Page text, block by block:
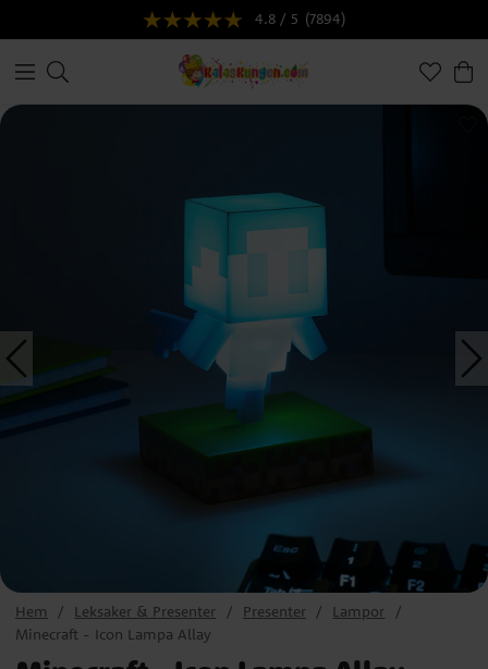
4.8 / 5 (7894)
Hem Leksaker & Presenter Presenter
Lampor
Minecraft - Icon Lampa Allay